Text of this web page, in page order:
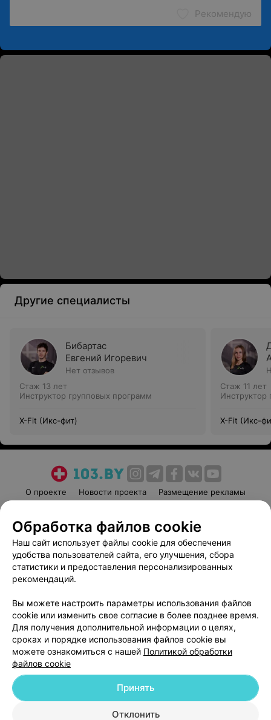
Рекомендую
Другие специалисты
Бибартас
Евгений Игоревич
Нет отзывов
Стаж 13 лет
Инструктор групповых программ
X-Fit (Икс-фит)
Стаж 11 лет
Инструктор
X-Fit (Икс-
О проекте Новости проекта
Размещение рекламы
Пользовательское соглашение
Способы оплаты
Вакансии
Партнеры
Написать руководителю 103.by
Обработка персональных данных
© 2026 ООО «Артокс Лаб», УНП 191700409
| 220012, Республика Беларусь,
Обработка файлов cookie
Наш сайт использует файлы cookie для обеспечения
удобства пользователей сайта, его улучшения, сбора
статистики и предоставления персонализированных
рекомендаций.
Вы можете настроить параметры использования файлов
cookie или изменить свое согласие в более позднее время.
Для получения дополнительной информации о целях,
сроках и порядке использования файлов cookie вы
можете ознакомиться с нашей Политикой обработки
файлов cookie
Отклонить
Принять